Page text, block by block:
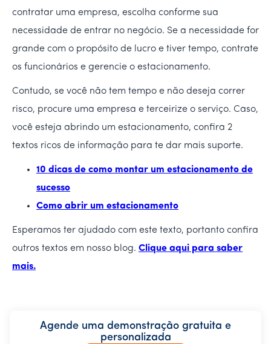
contratar uma empresa, escolha conforme sua
necessidade de entrar no negócio. Se a necessidade for
grande com o propósito de lucro e tiver tempo, contrate
os funcionários e gerencie o estacionamento.
Contudo, se você não tem tempo e não deseja correr
risco, procure uma empresa e terceirize o serviço. Caso,
você esteja abrindo um estacionamento, confira 2
textos ricos de informação para te dar mais suporte.
10 dicas de como montar um estacionamento de
sucesso
Como abrir um estacionamento
Esperamos ter ajudado com este texto, portanto confira
outros textos em nosso blog. Clique aqui para saber
mais.
Agende uma demonstração gratuita e
personalizada